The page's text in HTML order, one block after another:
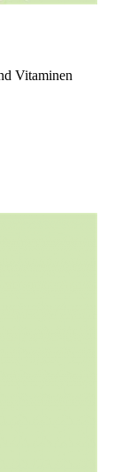
Vitaminen